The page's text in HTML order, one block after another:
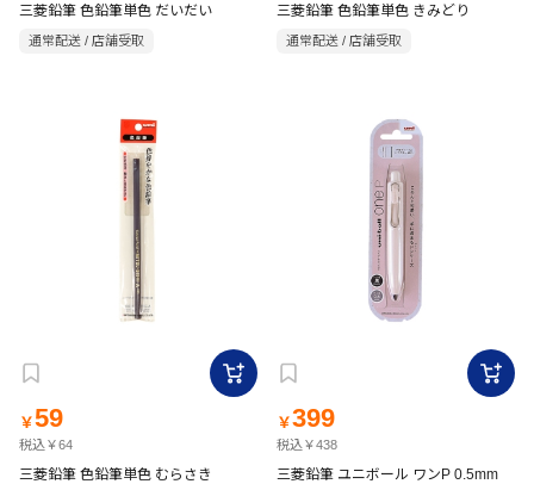
三菱鉛筆 色鉛筆単色 だいだい
通常配送 / 店舗受取
三菱鉛筆 色鉛筆単色 きみどり
通常配送 / 店舗受取
￥59
税込￥64
三菱鉛筆 色鉛筆単色 むらさき
￥399
税込￥438
三菱鉛筆 ユニボール ワンP 0.5mm